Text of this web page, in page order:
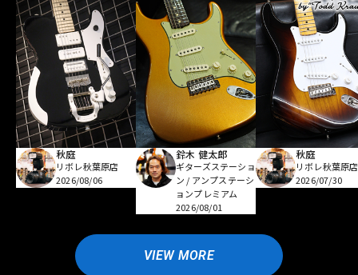
秋庭
リボレ秋葉原店
2026/08/06
鈴木 健太郎
ギターズステーショ
ン / アンプステーシ
ョンプレミアム
2026/08/01
秋庭
リボレ秋葉原店
2026/07/30
VIEW MORE